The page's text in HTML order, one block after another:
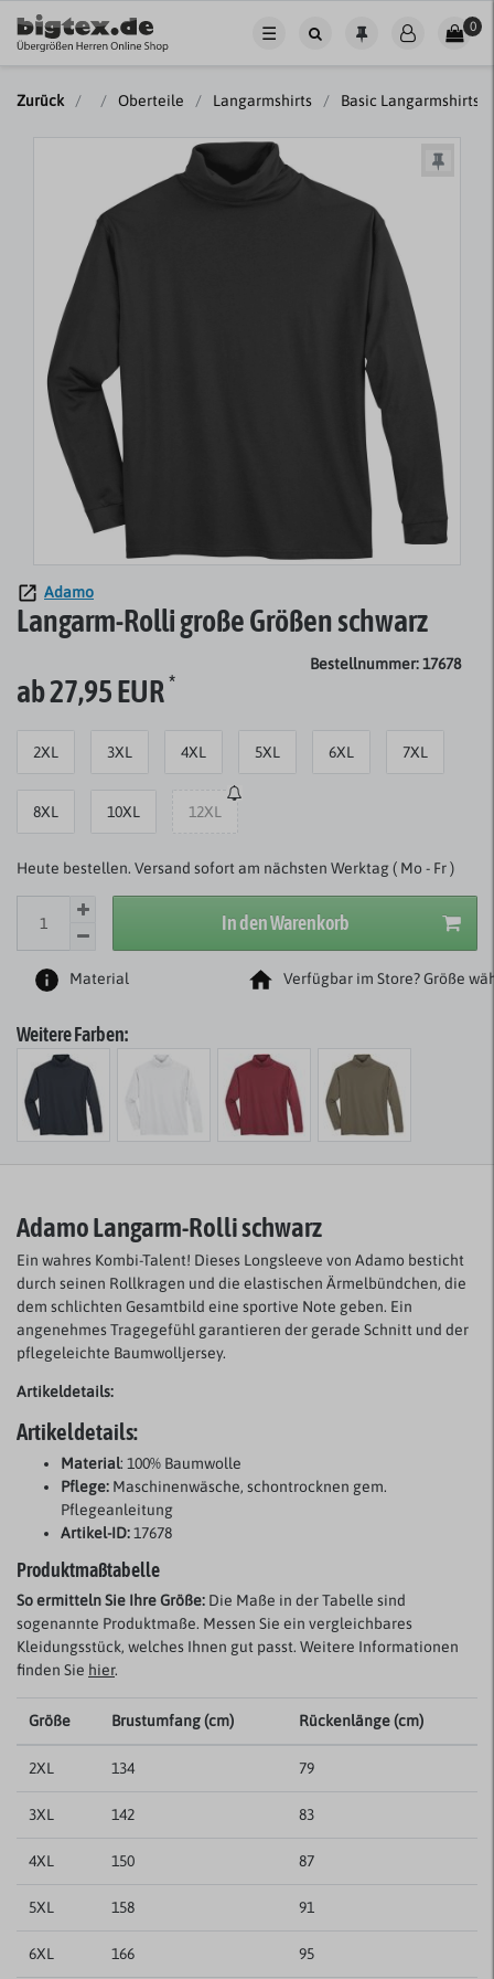
☰ 0
Zurück Oberteile Langarmshirts Basic Langarmshirts
Adamo
Langarm-Rolli große Größen schwarz
Bestellnummer: 17678
ab 27,95 EUR*
2XL 3XL 4XL 5XL 6XL 7XL
8XL 10XL 12XL
Heute bestellen. Versand sofort am nächsten Werktag ( Mo - Fr )
In den Warenkorb
Material Verfügbar im Store? Größe
Weitere Farben:
Adamo Langarm-Rolli schwarz
Ein wahres Kombi-Talent! Dieses Longsleeve von Adamo besticht
durch seinen Rollkragen und die elastischen Ärmelbündchen, die
dem schlichten Gesamtbild eine sportive Note geben. Ein
angenehmes Tragegefühl garantieren der gerade Schnitt und der
pflegeleichte Baumwolljersey.
Artikeldetails:
Artikeldetails:
Material: 100% Baumwolle
Pflege: Maschinenwäsche, schontrocknen gem.
Pflegeanleitung
Artikel-ID:17678
Produktmaßtabelle
So ermitteln Sie Ihre Größe: Die Maße in der Tabelle sind
sogenannte Produktmaße. Messen Sie ein vergleichbares
Kleidungsstück, welches Ihnen gut passt. Weitere Informationen
finden Sie hier.
Größe Brustumfang (cm) Rückenlänge (cm)
2XL 134 79
3XL 142 83
4XL 150 87
5XL 158 91
6XL 166 95